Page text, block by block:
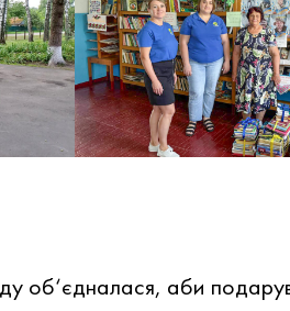
об‘єдналася, аби